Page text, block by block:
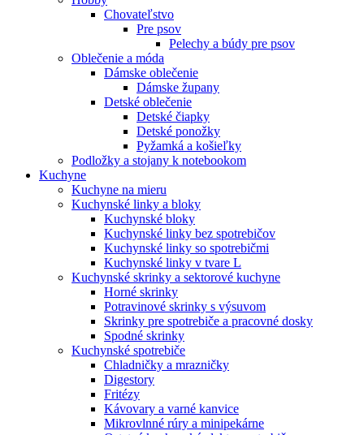
Chovateľstvo
Pre psov
Pelechy a búdy pre psov
Oblečenie a móda
Dámske oblečenie
Dámske župany
Detské oblečenie
Detské čiapky
Detské ponožky
Pyžamká a košieľky
Podložky a stojany k notebookom
Kuchyne
Kuchyne na mieru
Kuchynské linky a bloky
Kuchynské bloky
Kuchynské linky bez spotrebičov
Kuchynské linky so spotrebičmi
Kuchynské linky v tvare L
Kuchynské skrinky a sektorové kuchyne
Horné skrinky
Potravinové skrinky s výsuvom
Skrinky pre spotrebiče a pracovné dosky
Spodné skrinky
Kuchynské spotrebiče
Chladničky a mrazničky
Digestory
Fritézy
Kávovary a varné kanvice
Mikrovlnné rúry a minipekárne